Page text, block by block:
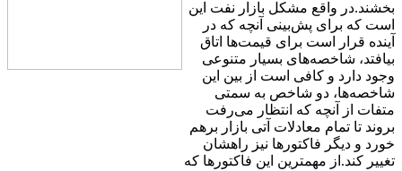
بخشند.در واقع مشکل بازار نفت این
است که برای پش‌بینی آنچه که در
آینده قرار است برای قیمت‌ها اتاق
بیافتد، شاخصه‌های بسیار متنوعی
وجود دارد و کافی است از بین این
شاخصه‌ها، دو شاخص به سمتی
متفات از آنچه که انتظار می‌رفت
بروند تا تمام معادلات آتی بازار برهم
خورد و دیگر فاکتورها نیز راهشان
تغییر کند.از مهمترین این فاکتورها که